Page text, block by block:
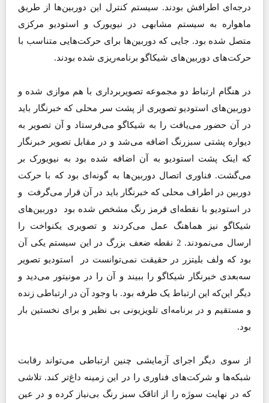
درجه‌ای اطرافش بودند. سیستم کنترل این دوربین‌ها از طریق
ماهواره به سیستم مشابهی در نیویورک و استودیو مرکزی
متصل شده بود. جایی که دوربین‌ها برای حرکت‌هایی متناسب با
حرکت‌های دوربین‌های شیکاگو برنامه‌ریزی شده بودند.
در هنگام ارتباط دو مجموعه تصویربرداری با هم موازی شده و
دوربین‌های استودیو تصویری از پشت سر محلی که خبرنگار باید
در آن حضور می‌یافت را به شیکاگو می‌فرستاد و آن تصویر به
دیواره پشتی سبزرنگ اضافه می‌شد و در مقابل تصویر خبرنگار
که اینک پشت استودیو به آن اضافه شده بود به نیویورک بر
می‌گشت. فناوری اتصال دوربین‌ها به گونه‌ای بود که با حرکت
دوربین در اطراف محلی که خبرنگار باید در آن قرار می‌گرفت و
در استودیو با نقطه‌ای قرمز رنگ مشخص شده بود دوربین‌های
شیکاگو نیز هماهنگ عمل می‌کردند و تصویری یکنواخت را
ارسال می‌نمودند. 2 نقطه ضعف بزرگ در این سیستم یکی آن
بود که ولف بلیتزر در حقیقت نمی‌توانست در استودیو تصویر
سه‌بعدی خبرنگار شیکاگو را ببیند و آن را در مونیتور می‌دید و
دیگر این‌که این ارتباط یک طرفه بود. با وجود آن در ارتباطی زنده
و مستقیم و در برنامه‌ای تلویزیونی بی نظیر و برای نخستین بار
بود.
از سوی دیگر اجرای آزمایشی چنین ارتباطی می‌تواند رقابت
شبکه‌ها و شرکت‌های فناوری را در این زمینه داغ‌تر کند. تلاشی
که در نهایت سوژه را از اتاقک سبز رنگ بی‌نیاز کرده و در عین